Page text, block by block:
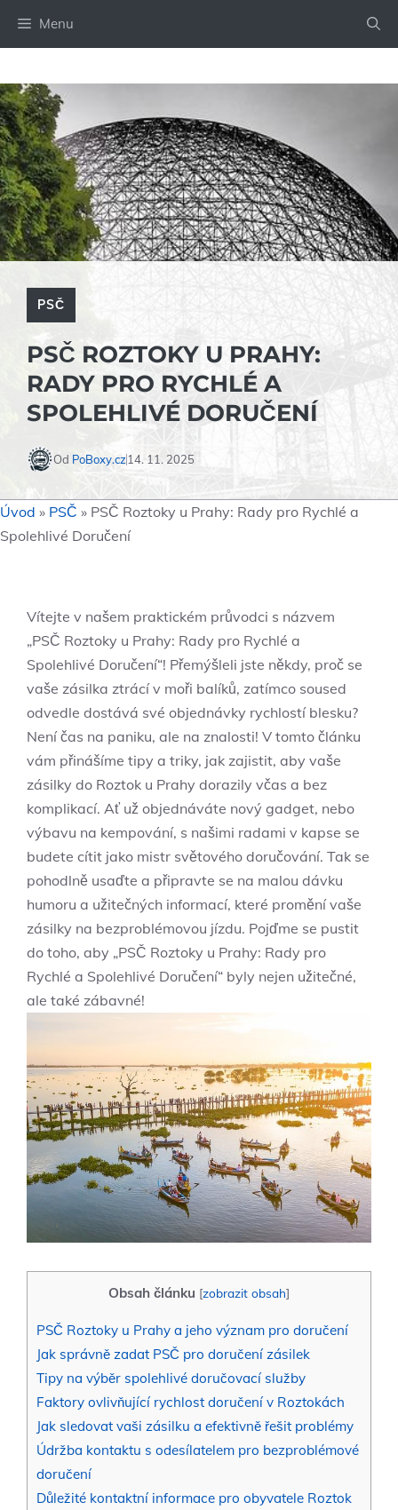
Menu
PSČ
PSČ ROZTOKY U PRAHY:
RADY PRO RYCHLÉ A
SPOLEHLIVÉ DORUČENÍ
Od PoBoxy.cz 14. 11. 2025
Úvod » PSČ » PSČ Roztoky u Prahy: Rady pro Rychlé a
Spolehlivé Doručení
Vítejte v⁣ našem ‌praktickém průvodci s názvem
„PSČ Roztoky u Prahy: Rady⁤ pro ​Rychlé a
Spolehlivé Doručení“! Přemýšleli jste někdy, proč se
vaše zásilka​ ztrácí v ‌moři​ balíků, zatímco​ soused‍
odvedle dostává své objednávky rychlostí blesku?
Není čas⁣ na paniku, ale na znalosti! ‍V tomto článku
⁢vám přinášíme ⁢tipy ⁢a triky, jak zajistit, aby vaše
zásilky ⁤do Roztok u Prahy dorazily včas a bez
komplikací. Ať​ už objednáváte nový gadget, nebo
výbavu⁤ na kempování, s našimi‍ radami v⁤ kapse se
budete ‌cítit jako⁤ mistr ‌světového doručování. Tak se
pohodlně usaďte⁣ a⁤ připravte ‍se na⁤ malou dávku
humoru⁣ a užitečných informací, které promění vaše ​
zásilky na bezproblémovou jízdu. Pojďme se pustit
‍do toho, aby „PSČ Roztoky⁤ u Prahy: Rady pro
Rychlé⁢ a Spolehlivé Doručení“ byly ‌nejen užitečné,
ale také zábavné!
Obsah článku [zobrazit obsah]
PSČ ‌Roztoky u Prahy a‌ jeho význam pro doručení
Jak správně zadat PSČ pro​ doručení zásilek
Tipy na výběr ‌spolehlivé doručovací služby
Faktory ovlivňující rychlost​ doručení v⁢ Roztokách
Jak sledovat vaši zásilku‍ a‌ efektivně řešit problémy
Údržba kontaktu s odesílatelem pro bezproblémové
⁤doručení
Důležité⁣ kontaktní informace pro obyvatele Roztok